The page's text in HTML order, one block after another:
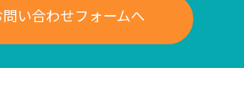
問い合わせフォームへ